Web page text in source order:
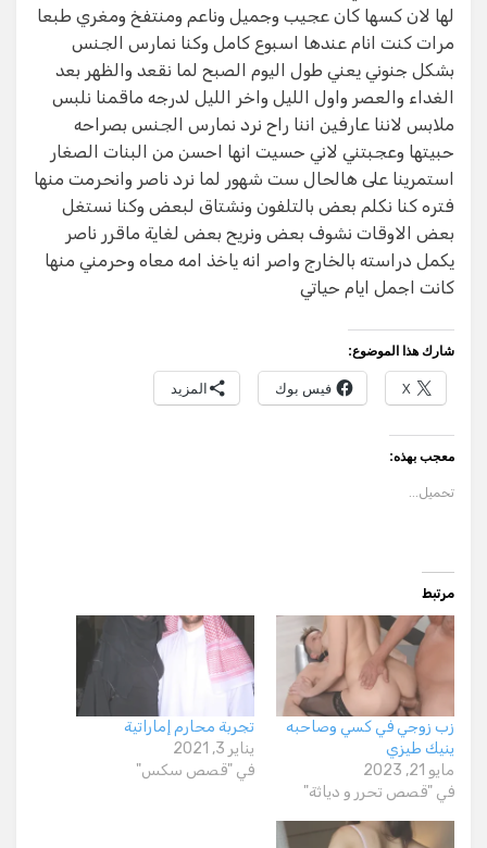
لها لان كسها كان عجيب وجميل وناعم ومنتفخ ومغري طبعا
مرات كنت انام عندها اسبوع كامل وكنا نمارس الجنس
بشكل جنوني يعني طول اليوم الصبح لما نقعد والظهر بعد
الغداء والعصر واول الليل واخر الليل لدرجه ماقمنا نلبس
ملابس لاننا عارفين اننا راح نرد نمارس الجنس بصراحه
حبيتها وعجبتني لاني حسيت انها احسن من البنات الصغار
استمرينا على هالحال ست شهور لما نرد ناصر وانحرمت منها
فتره كنا نكلم بعض بالتلفون ونشتاق لبعض وكنا نستغل
بعض الاوقات نشوف بعض ونريح بعض لغاية ماقرر ناصر
يكمل دراسته بالخارج واصر انه ياخذ امه معاه وحرمني منها
كانت اجمل ايام حياتي
شارك هذا الموضوع:
X فيس بوك المزيد
معجب بهذه:
تحميل...
مرتبط
زب زوجي في كسي وصاحبه
ينيك طيزي
مايو 21, 2023
في "قصص تحرر و دياثة"
تجربة محارم إماراتية
يناير 3, 2021
في "قصص سكس"